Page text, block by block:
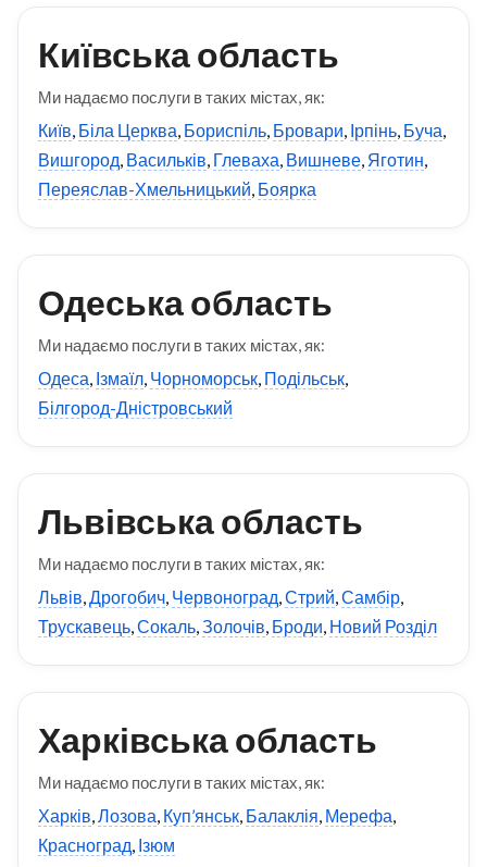
Київська область
Ми надаємо послуги в таких містах, як:
Київ, Біла Церква, Бориспіль, Бровари, Ірпінь, Буча,
Вишгород, Васильків, Глеваха, Вишневе, Яготин,
Переяслав-Хмельницький, Боярка
Одеська область
Ми надаємо послуги в таких містах, як:
Одеса, Ізмаїл, Чорноморськ, Подільськ,
Білгород-Дністровський
Львівська область
Ми надаємо послуги в таких містах, як:
Львів,Дрогобич, Червоноград,Стрий,Самбір,
Трускавець,Сокаль,Золочів, Броди, Новий Розділ
Харківська область
Ми надаємо послуги в таких містах, як:
Харків,Лозова, Куп’янськ, Балаклія, Мерефа,
Красноград, Ізюм